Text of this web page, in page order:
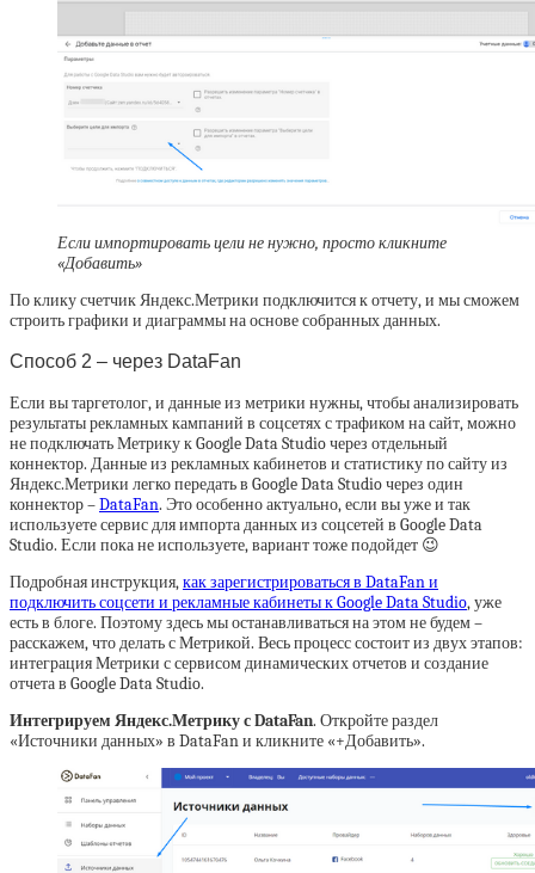
Если импортировать цели не нужно, просто кликните
«Добавить»
По клику счетчик Яндекс.Метрики подключится к отчету, и мы сможем
строить графики и диаграммы на основе собранных данных.
Способ 2 – через DataFan
Если вы таргетолог, и данные из метрики нужны, чтобы анализировать
результаты рекламных кампаний в соцсетях с трафиком на сайт, можно
не подключать Метрику к Google Data Studio через отдельный
коннектор. Данные из рекламных кабинетов и статистику по сайту из
Яндекс.Метрики легко передать в Google Data Studio через один
коннектор –DataFan. Это особенно актуально, если вы уже и так
используете сервис для импорта данных из соцсетей в Google Data
Studio. Если пока не используете, вариант тоже подойдет 😉
Подробная инструкция,как зарегистрироваться в DataFan и
подключить соцсети и рекламные кабинеты к Google Data Studio, уже
есть в блоге. Поэтому здесь мы останавливаться на этом не будем –
расскажем, что делать с Метрикой. Весь процесс состоит из двух этапов:
интеграция Метрики с сервисом динамических отчетов и создание
отчета в Google Data Studio.
Интегрируем Яндекс.Метрику с DataFan. Откройте раздел
«Источники данных» в DataFan и кликните «+Добавить».